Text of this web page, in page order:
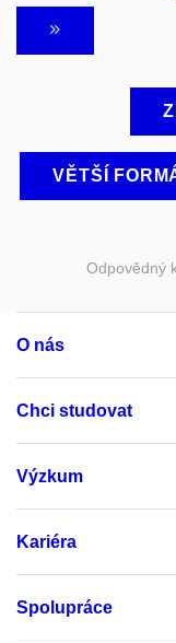
VĚTŠÍ
Odpovědný
O nás
Chci studovat
Výzkum
Kariéra
Spolupráce